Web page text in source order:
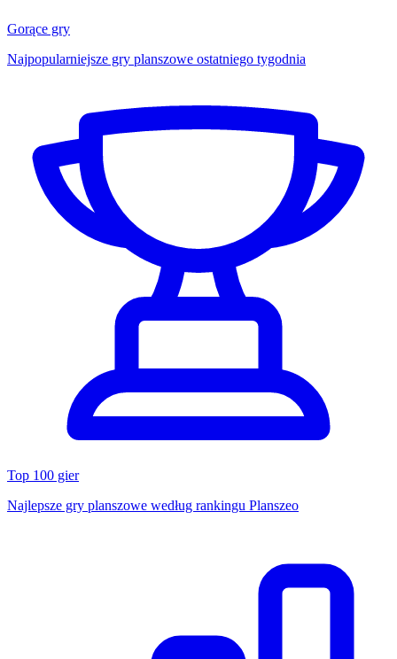
Gorące gry
Najpopularniejsze gry planszowe ostatniego tygodnia
Top 100 gier
Najlepsze gry planszowe według rankingu Planszeo